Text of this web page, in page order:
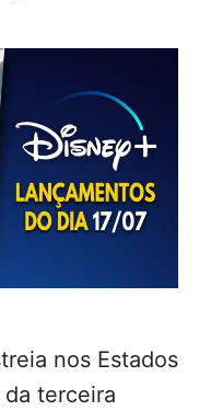
nos Estados
terceira